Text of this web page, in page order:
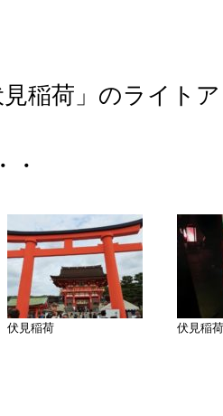
稲荷」のライト
・
伏見稲荷 伏見稲